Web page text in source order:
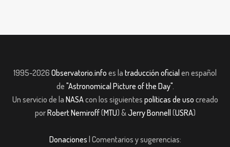
1995-2026 Observatorio.info es la traducción oficial en español
de "Astronomical Picture of the Day".
Un servicio de la NASAcon los siguientes políticas de uso creado
porRobert Nemiroff(MTU) &Jerry Bonnell (USRA)
Donaciones | Comentarios y sugerencias: